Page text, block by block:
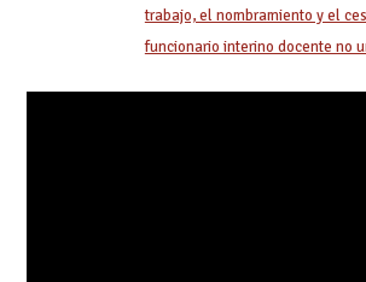
trabajo, el nombramiento y el
funcionario interino docente no